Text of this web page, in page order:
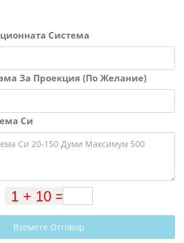
Система
За Проекция (По Желание)
Си
Вземете Отговор